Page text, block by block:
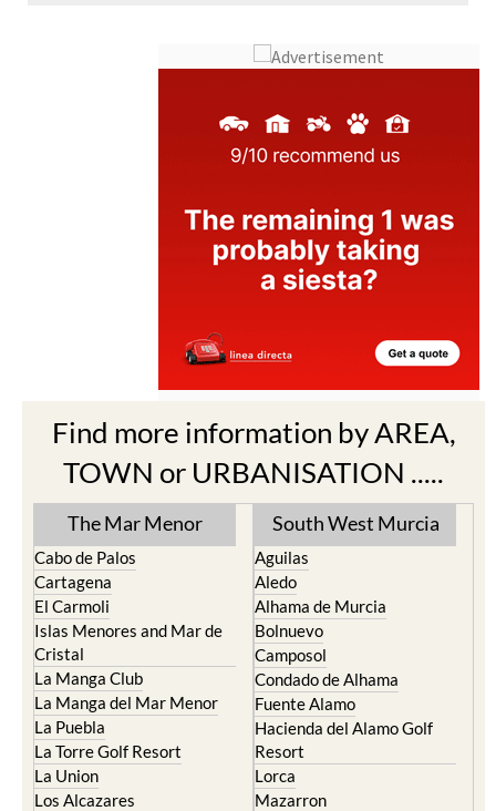
Find more information by AREA,
TOWN or URBANISATION .....
The Mar Menor
Cabo de Palos
Cartagena
El Carmoli
Islas Menores and Mar de
Cristal
La Manga Club
La Manga del Mar Menor
La Puebla
La Torre Golf Resort
La Union
Los Alcazares
South West Murcia
Aguilas
Aledo
Alhama de Murcia
Bolnuevo
Camposol
Condado de Alhama
Fuente Alamo
Hacienda del Alamo Golf
Resort
Lorca
Mazarron